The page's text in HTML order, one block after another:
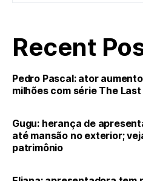
Recent
Pedro Pascal: ator
milhões com série The Last
Gugu: herança de
até mansão no exterior;
patrimônio